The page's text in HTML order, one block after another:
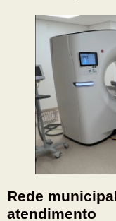
Rede
atendimento